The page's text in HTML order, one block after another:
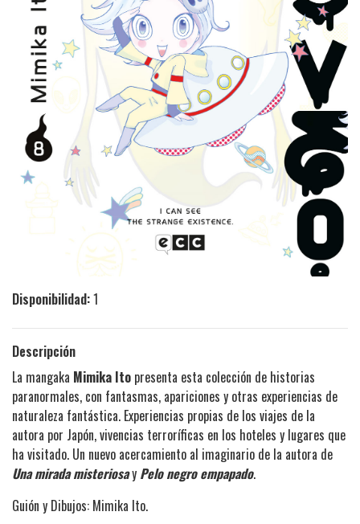
Disponibilidad:1
Descripción
La mangaka Mimika Ito presenta esta colección de historias
paranormales, con fantasmas, apariciones y otras experiencias de
naturaleza fantástica. Experiencias propias de los viajes de la
autora por Japón, vivencias terroríficas en los hoteles y lugares que
ha visitado. Un nuevo acercamiento al imaginario de la autora de
Una mirada misteriosay Pelo negro empapado.
Guión y Dibujos: Mimika Ito.